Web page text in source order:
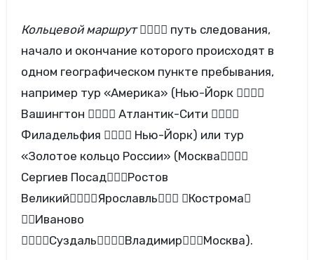
Кольцевой маршрут путь следования,
начало и окончание которого происходят в
одном географическом пункте пребывания,
например тур «Америка» (Нью-Йорк 
Вашингтон  Атлантик-Сити 
Филадельфия  Нью-Йорк) или тур
«Золотое кольцо России» (Москва
Сергиев ПосадРостов
ВеликийЯрославль Кострома
Иваново
СуздальВладимирМосква).